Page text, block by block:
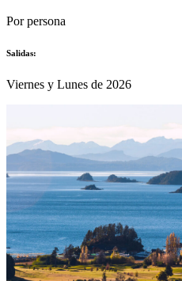
Por persona
Salidas:
Viernes y Lunes de 2026